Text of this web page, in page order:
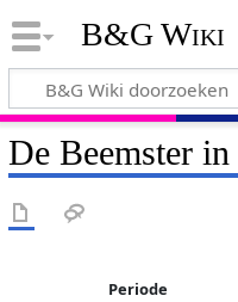
B&G Wiki
De Beemster
Periode